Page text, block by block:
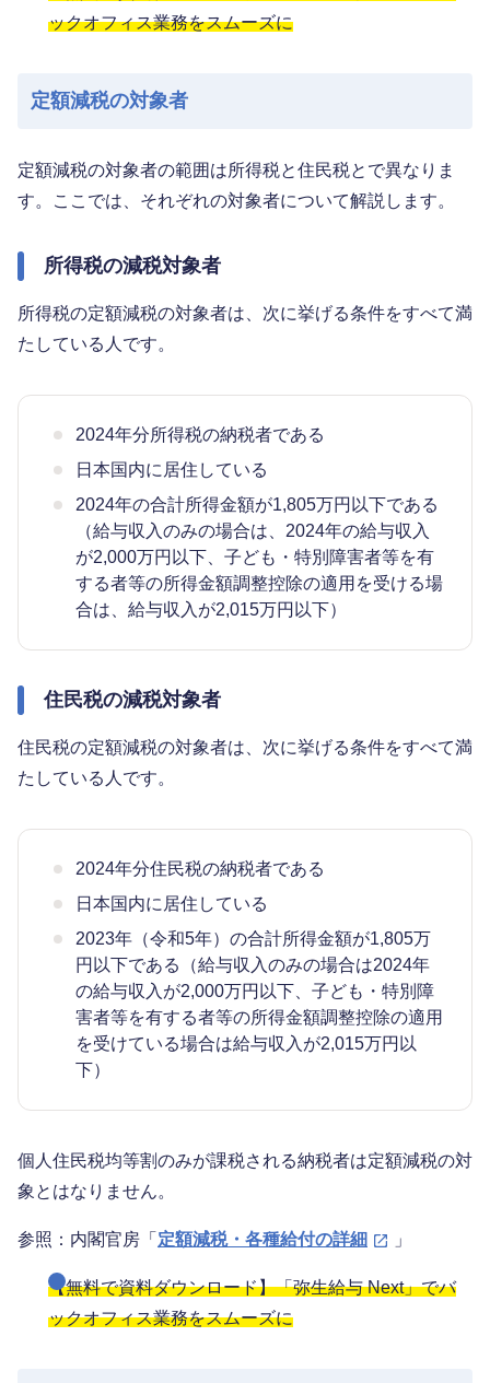
ックオフィス業務をスムーズに
定額減税の対象者
定額減税の対象者の範囲は所得税と住民税とで異なりま
す。ここでは、それぞれの対象者について解説します。
所得税の減税対象者
所得税の定額減税の対象者は、次に挙げる条件をすべて満
たしている人です。
2024年分所得税の納税者である
日本国内に居住している
2024年の合計所得金額が1,805万円以下である
（給与収入のみの場合は、2024年の給与収入
が2,000万円以下、子ども・特別障害者等を有
する者等の所得金額調整控除の適用を受ける場
合は、給与収入が2,015万円以下）
住民税の減税対象者
住民税の定額減税の対象者は、次に挙げる条件をすべて満
たしている人です。
2024年分住民税の納税者である
日本国内に居住している
2023年（令和5年）の合計所得金額が1,805万
円以下である（給与収入のみの場合は2024年
の給与収入が2,000万円以下、子ども・特別障
害者等を有する者等の所得金額調整控除の適用
を受けている場合は給与収入が2,015万円以
下）
個人住民税均等割のみが課税される納税者は定額減税の対
象とはなりません。
参照：内閣官房「 定額減税・各種給付の詳細 」
【無料で資料ダウンロード】「弥生給与 Next」でバ
ックオフィス業務をスムーズに